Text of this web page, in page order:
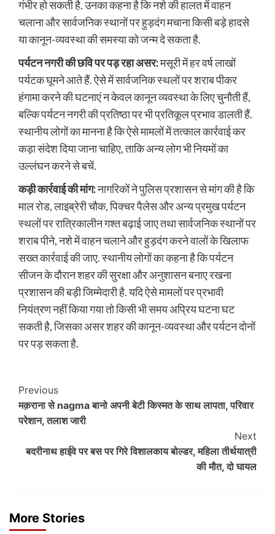
गंभीर हो सकती है. उनका कहना है कि नशे की हालत में वाहन
चलाना और सार्वजनिक स्थानों पर हुड़दंग मचाना किसी बड़े हादसे
या कानून-व्यवस्था की समस्या को जन्म दे सकता है.
पर्यटन नगरी की छवि पर पड़ रहा असर:मसूरी में हर वर्ष लाखों
पर्यटक घूमने आते हैं. ऐसे में सार्वजनिक स्थलों पर शराब पीकर
हंगामा करने की घटनाएं न केवल कानून व्यवस्था के लिए चुनौती हैं,
बल्कि पर्यटन नगरी की प्रतिष्ठा पर भी प्रतिकूल प्रभाव डालती हैं.
स्थानीय लोगों का मानना है कि ऐसे मामलों में तत्काल कार्रवाई कर
कड़ा संदेश दिया जाना चाहिए, ताकि अन्य लोग भी नियमों का
उल्लंघन करने से बचें.
कड़ी कार्रवाई की मांग:नागरिकों ने पुलिस प्रशासन से मांग की है कि
माल रोड, लाइब्रेरी चौक, पिक्चर पैलेस और अन्य प्रमुख पर्यटन
स्थलों पर रात्रिकालीन गश्त बढ़ाई जाए तथा सार्वजनिक स्थानों पर
शराब पीने, नशे में वाहन चलाने और हुड़दंग करने वालों के खिलाफ
सख्त कार्रवाई की जाए. स्थानीय लोगों का कहना है कि पर्यटन
सीजन के दौरान शहर की सुरक्षा और अनुशासन बनाए रखना
प्रशासन की बड़ी जिम्मेदारी है. यदि ऐसे मामलों पर प्रभावी
नियंत्रण नहीं किया गया तो किसी भी समय अप्रिय घटना घट
सकती है, जिसका असर शहर की कानून-व्यवस्था और पर्यटन दोनों
पर पड़ सकता है.
Post
Navigation
Previous
मक़राना से nagma बानो अपनी बेटी किस्मत के साथ लापता, परिवार
परेशान, तलाश जारी
Next
बदरीनाथ हाईवे पर बस पर गिरे विशालकाय बोल्डर, महिला तीर्थयात्री
की मौत, दो घायल
More Stories